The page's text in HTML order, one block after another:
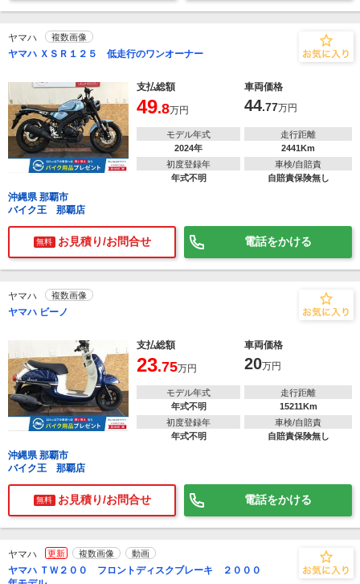
ヤマハ 複数画像
ヤマハ ＸＳＲ１２５ 低走行のワンオーナー
支払総額 車両価格
49.8万円 44.77万円
モデル年式
2024年
走行距離
2441Km
初度登録年
年式不明
車検/自賠責
自賠責保険無し
沖縄県 那覇市
バイク王 那覇店
無料 お見積り/お問合せ 電話をかける
ヤマハ 複数画像
ヤマハ ビーノ
支払総額 車両価格
23.75万円 20万円
モデル年式
年式不明
走行距離
15211Km
初度登録年
年式不明
車検/自賠責
自賠責保険無し
沖縄県 那覇市
バイク王 那覇店
無料 お見積り/お問合せ 電話をかける
ヤマハ 更新 複数画像 動画
ヤマハ ＴＷ２００ フロントディスクブレーキ ２０００